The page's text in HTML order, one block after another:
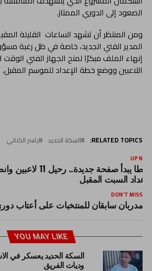
الصعود إلى الدوري الممتاز.
ومن المنتظر أن تشهد الساعات القليلة
المدير الفني الجديد، خاصة في ظل رغبة
إنهاء الملف مبكرًا لمنح الجهاز الفني الوقت
اللاعبين ووضع خطة الإعداد للموسم المقبل.
RELATED TOPICS: السكة الحديد ياسر الكناني
UP
طنطا يبدأ صفحة جديدة..
السبت المقبل
DON'T MISS
مدربان سابقان للمنتخبات على أعتاب
YOU MAY LIKE
السكة الحديد يعسكر في
وديات الفريق